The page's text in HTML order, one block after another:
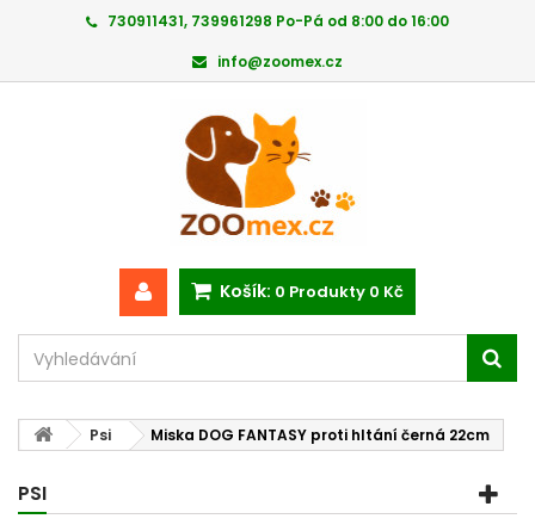
730911431, 739961298 Po-Pá od 8:00 do 16:00
info@zoomex.cz
Košík: 0 Produkty 0 Kč
Psi Miska DOG FANTASY proti hltání černá 22cm
PSI